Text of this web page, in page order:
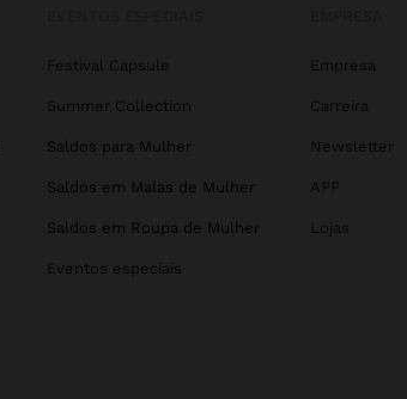
Festival Capsule
Summer Collection
Saldos para Mulher
Saldos em Malas de Mulher
Saldos em Roupa de Mulher
Eventos especiais
Empresa
Carreira
Newsletter
APP
Lojas